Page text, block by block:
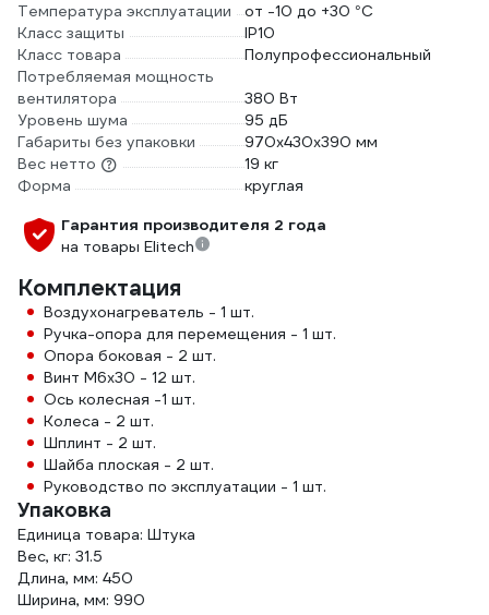
Температура эксплуатации
от -10 до +30 °С
Класс защиты
IP10
Класс товара
Полупрофессиональный
Потребляемая мощность
вентилятора
380 Вт
Уровень шума
95 дБ
Габариты без упаковки
970х430х390 мм
Вес нетто
19 кг
Форма
круглая
Гарантия производителя 2 года
на товары Elitech
Комплектация
Воздухонагреватель - 1 шт.
Ручка-опора для перемещения - 1 шт.
Опора боковая - 2 шт.
Винт М6х30 - 12 шт.
Ось колесная -1 шт.
Колеса - 2 шт.
Шплинт - 2 шт.
Шайба плоская - 2 шт.
Руководство по эксплуатации - 1 шт.
Упаковка
Единица товара: Штука
Вес, кг: 31.5
Длина, мм: 450
Ширина, мм: 990